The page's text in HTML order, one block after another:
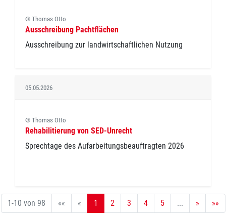
Ausschreibung Pachtflächen
Ausschreibung zur landwirtschaftlichen Nutzung
© Thomas Otto
Rehabilitierung von SED-Unrecht
Sprechtage des Aufarbeitungsbeauftragten 2026
© Thomas Otto
05.05.2026
1-10 von 98 «« « 1 2 3 4 5 ... » »»